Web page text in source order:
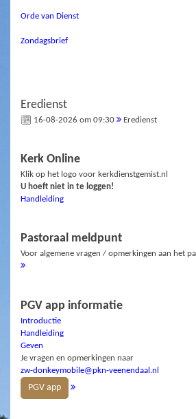
Orde van Dienst
Zondagsbrief
Eredienst
16-08-2026 om 09:30 Eredienst
Kerk Online
Klik op het logo voor kerkdienstgemist.nl
U hoeft niet in te loggen!
Handleiding
Pastoraal meldpunt
Voor algemene vragen / opmerkingen aan het
PGV app informatie
Introductie
Handleiding
Geven
Je vragen en opmerkingen naar
zw-donkeymobile@pkn-veenendaal.nl
PGV app